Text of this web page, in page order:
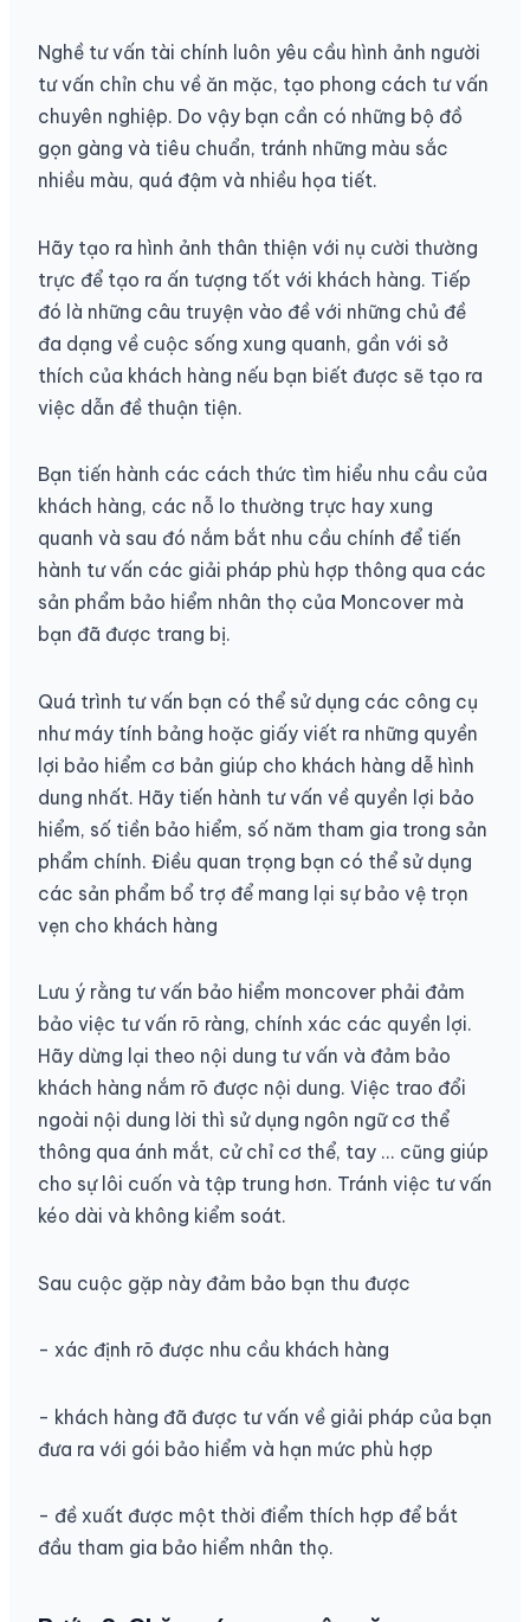
Nghề tư vấn tài chính luôn yêu cầu hình ảnh người
tư vấn chỉn chu về ăn mặc, tạo phong cách tư vấn
chuyên nghiệp. Do vậy bạn cần có những bộ đồ
gọn gàng và tiêu chuẩn, tránh những màu sắc
nhiều màu, quá đậm và nhiều họa tiết.
Hãy tạo ra hình ảnh thân thiện với nụ cười thường
trực để tạo ra ấn tượng tốt với khách hàng. Tiếp
đó là những câu truyện vào đề với những chủ đề
đa dạng về cuộc sống xung quanh, gần với sở
thích của khách hàng nếu bạn biết được sẽ tạo ra
việc dẫn đề thuận tiện.
Bạn tiến hành các cách thức tìm hiểu nhu cầu của
khách hàng, các nỗ lo thường trực hay xung
quanh và sau đó nắm bắt nhu cầu chính để tiến
hành tư vấn các giải pháp phù hợp thông qua các
sản phẩm bảo hiểm nhân thọ của Moncover mà
bạn đã được trang bị.
Quá trình tư vấn bạn có thể sử dụng các công cụ
như máy tính bảng hoặc giấy viết ra những quyền
lợi bảo hiểm cơ bản giúp cho khách hàng dễ hình
dung nhất. Hãy tiến hành tư vấn về quyền lợi bảo
hiểm, số tiền bảo hiểm, số năm tham gia trong sản
phẩm chính. Điều quan trọng bạn có thể sử dụng
các sản phẩm bổ trợ để mang lại sự bảo vệ trọn
vẹn cho khách hàng
Lưu ý rằng tư vấn bảo hiểm moncover phải đảm
bảo việc tư vấn rõ ràng, chính xác các quyền lợi.
Hãy dừng lại theo nội dung tư vấn và đảm bảo
khách hàng nắm rõ được nội dung. Việc trao đổi
ngoài nội dung lời thì sử dụng ngôn ngữ cơ thể
thông qua ánh mắt, cử chỉ cơ thể, tay ... cũng giúp
cho sự lôi cuốn và tập trung hơn. Tránh việc tư vấn
kéo dài và không kiểm soát.
Sau cuộc gặp này đảm bảo bạn thu được
- xác định rõ được nhu cầu khách hàng
- khách hàng đã được tư vấn về giải pháp của bạn
đưa ra với gói bảo hiểm và hạn mức phù hợp
- đề xuất được một thời điểm thích hợp để bắt
đầu tham gia bảo hiểm nhân thọ.